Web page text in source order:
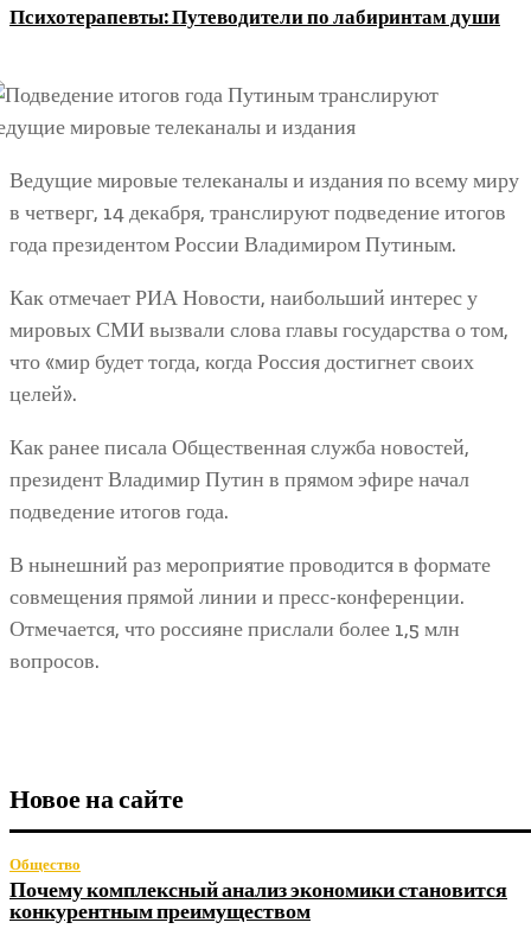
Психотерапевты: Путеводители по лабиринтам души
Ведущие мировые телеканалы и издания по всему миру
в четверг, 14 декабря, транслируют подведение итогов
года президентом России Владимиром Путиным.
Как отмечает РИА Новости, наибольший интерес у
мировых СМИ вызвали слова главы государства о том,
что «мир будет тогда, когда Россия достигнет своих
целей».
Как ранее писала Общественная служба новостей,
президент Владимир Путин в прямом эфире начал
подведение итогов года.
В нынешний раз мероприятие проводится в формате
совмещения прямой линии и пресс-конференции.
Отмечается, что россияне прислали более 1,5 млн
вопросов.
Новое на сайте
Общество
Почему комплексный анализ экономики становится
конкурентным преимуществом